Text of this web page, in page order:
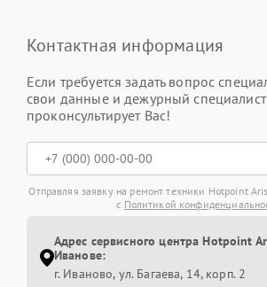
Контактная информация
Если требуется задать вопрос
свои данные и дежурный
проконсультирует Вас!
Отправляя заявку на ремонт техники Hotpoint
с Политикой
Адрес сервисного центра Hotpoint
Иванове:
г. Иваново, ул. Багаева, 14, корп. 2